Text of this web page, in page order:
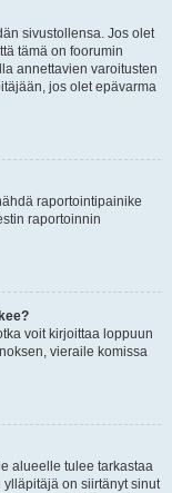
sivustollensa. Jos olet
tämä on foorumin
annettavien varoitusten
jos olet epävarma
raportointipainike
raportoinnin
voit kirjoittaa loppuun
vieraile komissa
alueelle tulee tarkastaa
on siirtänyt sinut